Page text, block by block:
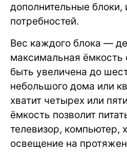
дополнительные блоки,
потребностей.
Вес каждого блока —
максимальная
быть увеличена до
небольшого дома или
хватит четырех или
ёмкость позволит
телевизор, компьютер,
освещение на